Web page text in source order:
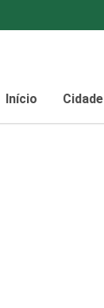
Início Cidade